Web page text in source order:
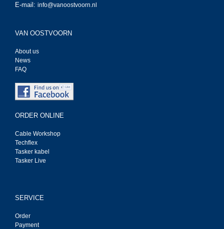
E-mail: info@vanoostvoorn.nl
VAN OOSTVOORN
About us
News
FAQ
ORDER ONLINE
Cable Workshop
Techflex
Tasker kabel
Tasker Live
SERVICE
Order
Payment